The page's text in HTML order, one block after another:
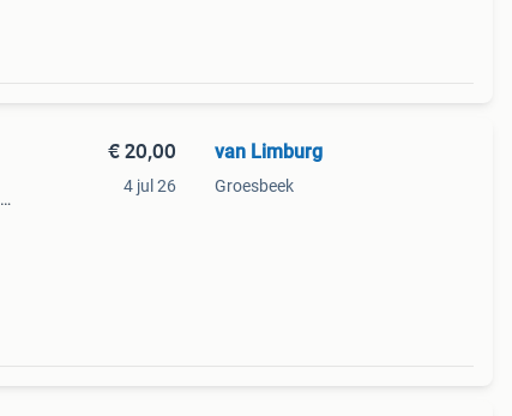
€ 20,00
4 jul 26
van Limburg
Groesbeek